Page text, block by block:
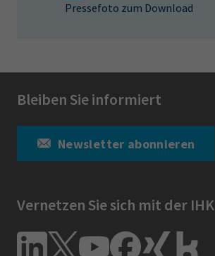
Pressefoto zum Download
Bleiben Sie informiert
Newsletter abonnieren
Vernetzen Sie sich mit der IHK